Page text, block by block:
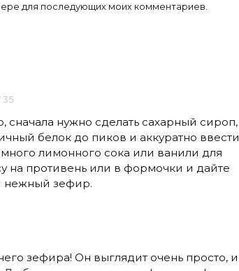
для последующих моих комментариев.
нужно сделать сахарный сироп,
белок до пиков и аккуратно ввести
лимонного сока или ванили для
на противень или в формочки и дайте
нежный зефир.
зефира! Он выглядит очень просто, и